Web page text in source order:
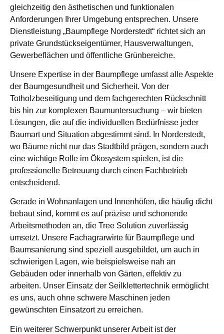
gleichzeitig den ästhetischen und funktionalen
Anforderungen Ihrer Umgebung entsprechen. Unsere
Dienstleistung „Baumpflege Norderstedt“ richtet sich an
private Grundstückseigentümer, Hausverwaltungen,
Gewerbeflächen und öffentliche Grünbereiche.
Unsere Expertise in der Baumpflege umfasst alle Aspekte
der Baumgesundheit und Sicherheit. Von der
Totholzbeseitigung und dem fachgerechten Rückschnitt
bis hin zur komplexen Baumuntersuchung – wir bieten
Lösungen, die auf die individuellen Bedürfnisse jeder
Baumart und Situation abgestimmt sind. In Norderstedt,
wo Bäume nicht nur das Stadtbild prägen, sondern auch
eine wichtige Rolle im Ökosystem spielen, ist die
professionelle Betreuung durch einen Fachbetrieb
entscheidend.
Gerade in Wohnanlagen und Innenhöfen, die häufig dicht
bebaut sind, kommt es auf präzise und schonende
Arbeitsmethoden an, die Tree Solution zuverlässig
umsetzt. Unsere Fachagrarwirte für Baumpflege und
Baumsanierung sind speziell ausgebildet, um auch in
schwierigen Lagen, wie beispielsweise nah an
Gebäuden oder innerhalb von Gärten, effektiv zu
arbeiten. Unser Einsatz der Seilklettertechnik ermöglicht
es uns, auch ohne schwere Maschinen jeden
gewünschten Einsatzort zu erreichen.
Ein weiterer Schwerpunkt unserer Arbeit ist der